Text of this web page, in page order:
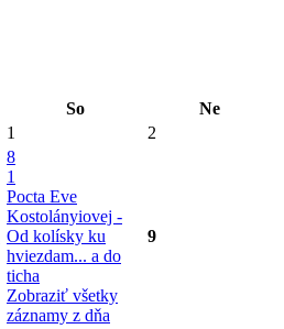
So
Ne
1 2
8
1
Pocta Eve
Kostolányiovej -
Od kolísky ku
hviezdam... a do
ticha
Zobraziť všetky
záznamy z dňa
9